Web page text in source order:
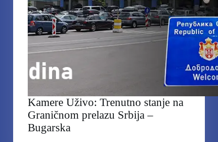
Kamere Uživo: Trenutno stanje na
Graničnom prelazu Srbija –
Bugarska